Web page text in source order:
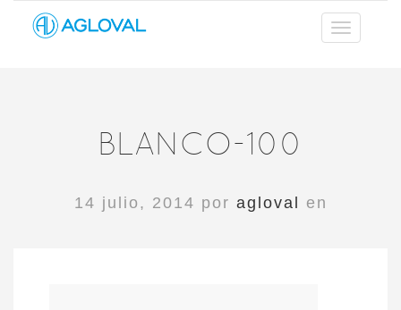
BLANCO-100
14 julio, 2014 por agloval en